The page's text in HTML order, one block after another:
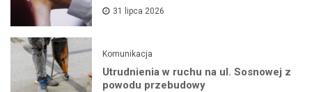
31 lipca 2026
Komunikacja
Utrudnienia w ruchu na ul. Sosnowej z
powodu przebudowy